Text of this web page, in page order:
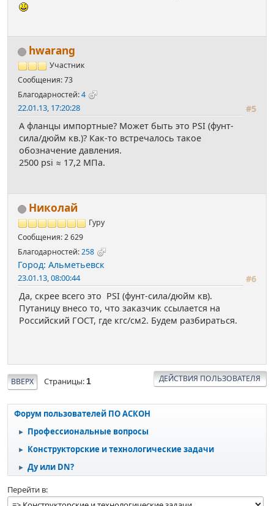
hwarang
Участник
Сообщения: 73
Благодарностей:4
#5
22.01.13, 17:20:28
А фланцы импортные? Может быть это PSI (фунт-
сила/дюйм кв.)? Как-то встречалось такое
обозначение давления.
2500 psi ≈ 17,2 МПа.
Николай
Гуру
Сообщения: 2 629
Благодарностей:258
Город: Альметьевск
#6
23.01.13, 08:00:44
Да, скрее всего это PSI (фунт-сила/дюйм кв).
Путаницу внесо то, что заказчик ссылается на
Российский ГОСТ, где кгс/см2. Будем разбираться.
ВВЕРХ Страницы 1 ДЕЙСТВИЯ ПОЛЬЗОВАТЕЛЯ
Форум пользователей ПО АСКОН
► Профессиональные вопросы
► Конструкторские и технологические задачи
► Ду или DN?
Перейти в